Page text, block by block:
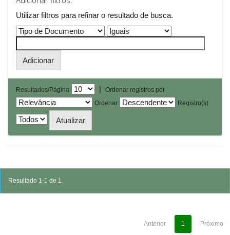
Utilizar filtros para refinar o resultado de busca.
Resultados/Página |
Ordenar registros por
Ordenar
Registro(s)
Resultado 1-1 de 1.
Anterior 1 Próximo